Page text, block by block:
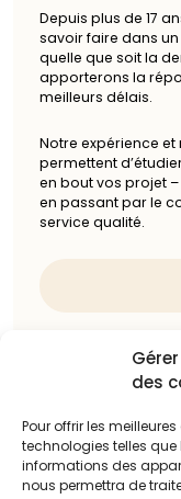
des
Pour offrir les
technologies telles
informations des
nous permettra de
Depuis plus de 17
savoir faire dans
quelle que soit la
apporterons la
meilleurs délais.
Notre expérience
permettent
en bout vos projet
en passant par le
service qualité.
Nous
85100 Les Sables-
Téléphone :
06 13 23 67